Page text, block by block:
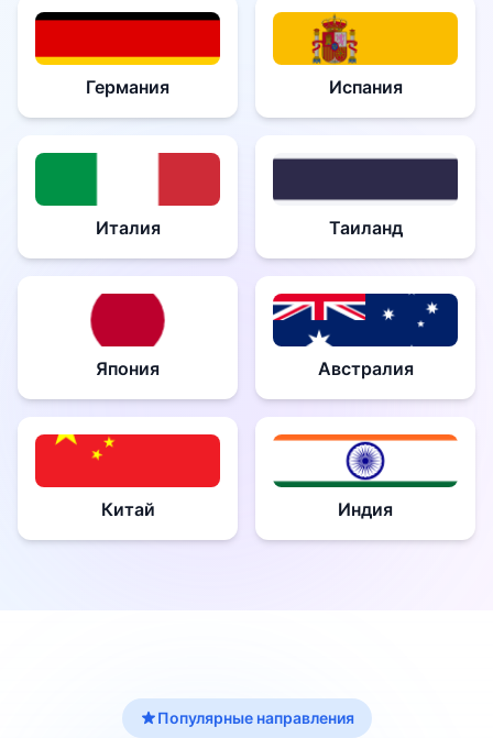
Германия Испания
Италия Таиланд
Япония Австралия
Китай Индия
Популярные направления